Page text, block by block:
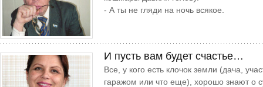
- А ты не гляди на ночь всякое.
И пусть вам будет счастье…
Все, у кого есть клочок земли (дача,
гаражом или что еще), хорошо знают о